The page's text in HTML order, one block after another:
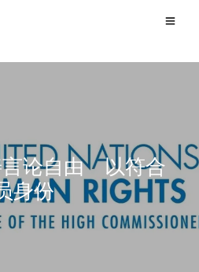
言论自由 以符合
身份